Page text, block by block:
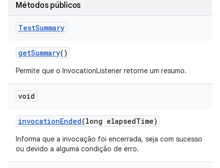
Métodos públicos
TestSummary
getSummary()
Permite que o InvocationListener retorne um resumo.
void
invocationEnded(long elapsedTime)
Informa que a invocação foi encerrada, seja com sucesso
ou devido a alguma condição de erro.